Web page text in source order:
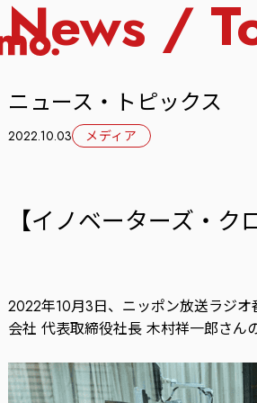
News /
ニュース・トピックス
2022.10.03 メディア
【イノベーターズ・
2022年10月3日、ニッポン放送ラジ
会社 代表取締役社長 木村祥一郎さん